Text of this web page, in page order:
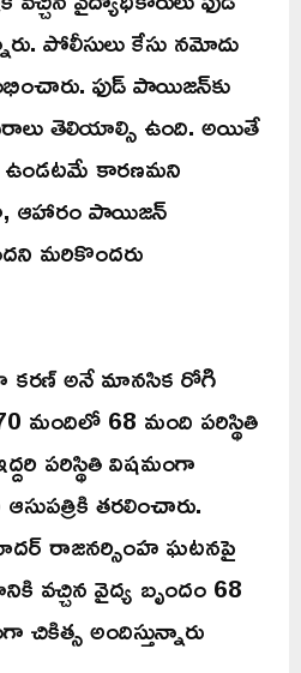
పోలీసులు కేసు నమోదు
ఫుడ్ పాయిజన్‌కు
తెలియాల్సి ఉంది. అయితే
ఉండటమే కారణమని
ఆహారం పాయిజన్‌
మరికొందరు
కరణ్ అనే మానసిక రోగి
మందిలో 68 మంది పరిస్థితి
పరిస్థితి విషమంగా
తరలించారు.
రాజనర్సింహ ఘటనపై
వచ్చిన వైద్య బృందం 68
చికిత్స అందిస్తున్నారు